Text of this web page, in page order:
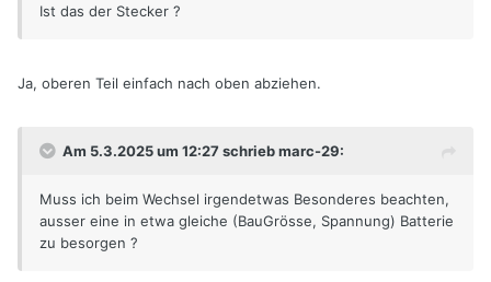
Ist das der Stecker ?
Ja, oberen Teil einfach nach oben abziehen.
Am 5.3.2025 um 12:27 schrieb marc-29:
Muss ich beim Wechsel irgendetwas Besonderes beachten,
ausser eine in etwa gleiche (BauGrösse, Spannung) Batterie
zu besorgen ?